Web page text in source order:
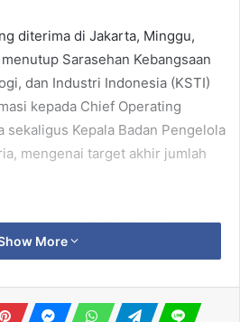
diterima di Jakarta, Minggu,
Sarasehan Kebangsaan
dan Industri Indonesia (KSTI)
kepada Chief Operating
sekaligus Kepala Badan Pengelola
mengenai target akhir jumlah
sekarang kita sudah tutup lebih
bikin tinggal sekitar 300,” kata
More